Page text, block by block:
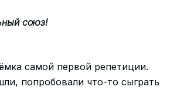
союз!
самой первой репетиции.
попробовали что-то сыграть